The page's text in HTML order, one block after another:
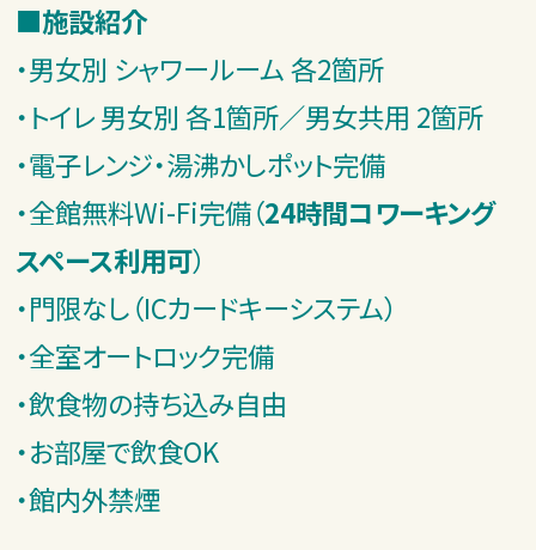
■施設紹介
・男女別 シャワールーム 各2箇所
・トイレ 男女別 各1箇所／男女共用 2箇所
・電子レンジ・湯沸かしポット完備
・全館無料Wi-Fi完備（24時間コワーキング
スペース利用可）
・門限なし（ICカードキーシステム）
・全室オートロック完備
・飲食物の持ち込み自由
・お部屋で飲食OK
・館内外禁煙